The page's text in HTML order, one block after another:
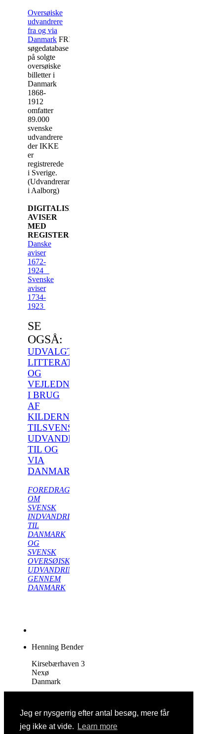
Jeg er nysgerrig efter antal besøg, mere får
jeg ikke at vide.
Learn more
Oversøiske
udvandrere
fra og via
Danmark FRI
søgedatabase
på solgte
oversøiske
billetter i
Danmark
1868-
1912
omfatter
89.000
svenske
udvandrere
der IKKE
er
registrerede
i Sverige.
(Udvandrerarkivet
i Aalborg)
DIGITALISEREDE
AVISER
MED
REGISTERSØGNING
Danske
aviser
1672-
1924
Svenske
aviser
1734-
1923
SE
OGSÅ:
UDVALGT
LITTERATUR
OG
VEJLEDNING
I BRUG
AF
KILDERNE
TILSVENSK
UDVANDRING
TIL OG
VIA
DANMARK
FOREDRAG
OM
SVENSK
INDVANDRING
TIL
DANMARK
OG
SVENSK
OVERSØISK
UDVANDRING
GENNEM
DANMARK
Henning Bender
Kirsebærhaven 3
Nexø
Danmark
udvandring@mail.dk